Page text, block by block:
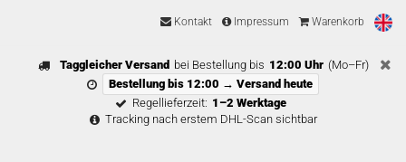
Kontakt Impressum Warenkorb
Taggleicher Versand bei Bestellung bis 12:00 Uhr (Mo–Fr)
Bestellung bis 12:00 → Versand heute
Regellieferzeit: 1–2 Werktage
Tracking nach erstem DHL-Scan sichtbar